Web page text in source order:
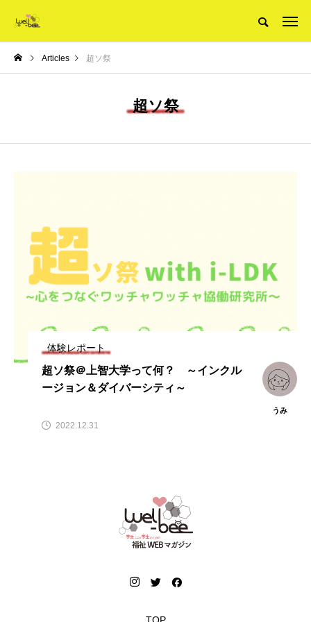
Articles 超ソ祭
超ソ祭
体験レポート
超ソ祭＠上智大学って何？ ～インクル
ージョン＆ダイバーシティ～
うみ
2022.12.31